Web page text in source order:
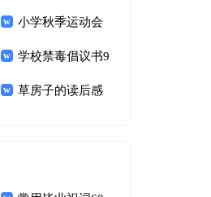
1000字
小学秋季运动会
开幕式主持词
学校禁毒倡议书9
篇 草房子的读后感